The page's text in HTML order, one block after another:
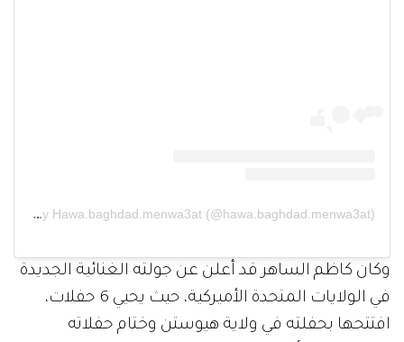
A post shared by Hawa.baghdad.menwa3at (@hawa.baghdad.menwa3at)
وكان كاظم الساهر قد أعلن عن جولته الغنائية الجديدة
في الولايات المتحدة الأميركية، حيث يحيي 6 حفلات،
افتتحها بحفلته في ولاية هيوستن وختام حفلاته